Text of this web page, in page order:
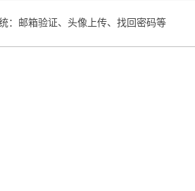
：邮箱验证、头像上传、找回密码等